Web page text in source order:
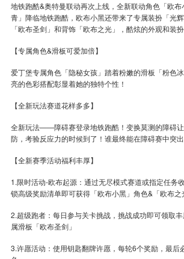
地铁跑酷&奥特曼联动再次上线，全新联动角色「欧
青」降临地铁跑酷，欧布小黑还带来了专属装扮「光
「欧布圣剑」和背饰「欧布之光」，酷炫的外观和装
【专属角色&滑板可爱加倍】
爱丁堡专属角色「隐秘女孩」踏着粉嫩的滑板「粉色
亮的色彩搭配彰显着她的独特个性！
【全新玩法赛道花样多多】
全新玩法——障碍赛登录地铁跑酷！变换莫测的障碍
防，考验反应力的时候到了！谁最终能在障碍赛中突
【全新赛季活动福利丰厚】
1.限时活动-欧布起源：通过无尽模式赛道或指定任务
锁高级奖励清单即可获得「欧布小黑」角色&「欧布之
2.超级跑者：每日参与关卡挑战，挑战成功即可领取
属滑板「欧布圣剑」
3.许愿活动：使用钥匙翻牌许愿，每轮6个奖励，最后